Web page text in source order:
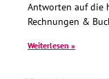
Antworten auf die
Rechnungen &
Weiterlesen »